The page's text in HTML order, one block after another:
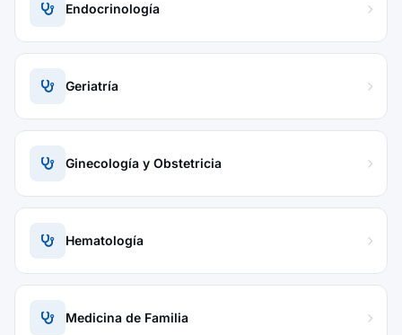
Endocrinología
Geriatría
Ginecología y Obstetricia
Hematología
Medicina de Familia